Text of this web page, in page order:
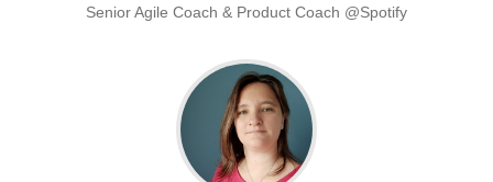
Senior Agile Coach & Product Coach @Spotify